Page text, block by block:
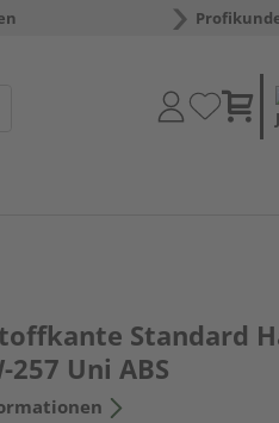
Standard
257 Uni ABS